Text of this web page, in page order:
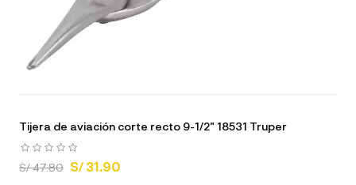
Tijera de aviación corte recto 9-1/2" 18531 Truper
S/ 47.80 S/ 31.90